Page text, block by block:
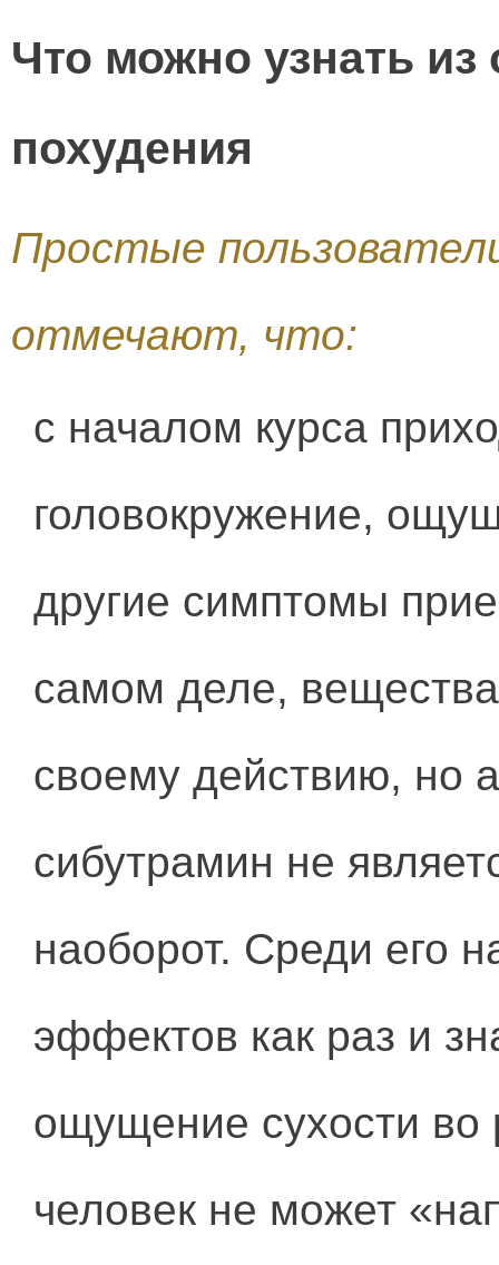
Что можно узнать
похудения
Простые
отмечают, что:
с началом курса
головокружение,
другие симптомы
самом деле,
своему действию, но
сибутрамин не
наоборот. Среди его
эффектов как раз и
ощущение сухости во
человек не может